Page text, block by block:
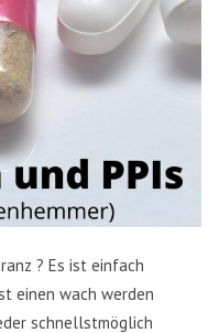
? Es ist einfach
einen wach werden
schnellstmöglich